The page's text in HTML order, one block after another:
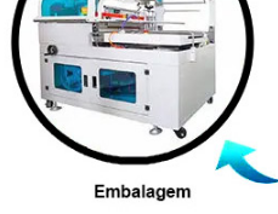
Potes de papel:sorvetes,
Embalagens personalizadas:
Tampas de papel: solução